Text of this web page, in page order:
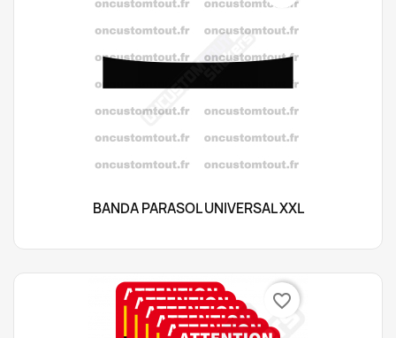
BANDA PARASOL UNIVERSAL XXL
favorite_border